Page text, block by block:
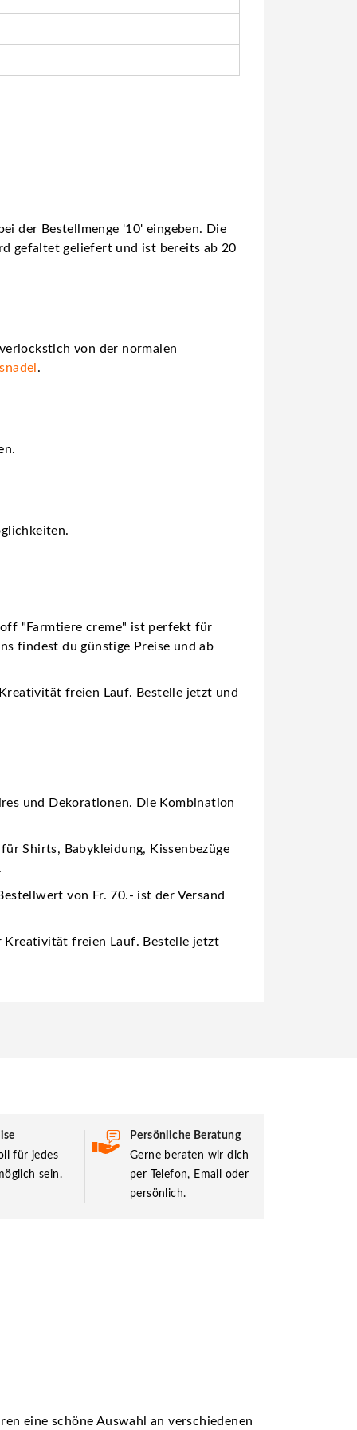
der Bestellmenge '10' eingeben. Die
gefaltet geliefert und ist bereits ab 20
von der normalen
.
"Farmtiere creme" ist perfekt für
findest du günstige Preise und ab
freien Lauf. Bestelle jetzt und
und Dekorationen. Die Kombination
Shirts, Babykleidung, Kissenbezüge
von Fr. 70.- ist der Versand
Kreativität freien Lauf. Bestelle jetzt
für jedes
sein.
Persönliche Beratung
Gerne beraten wir dich
per Telefon, Email oder
persönlich.
eine schöne Auswahl an verschiedenen